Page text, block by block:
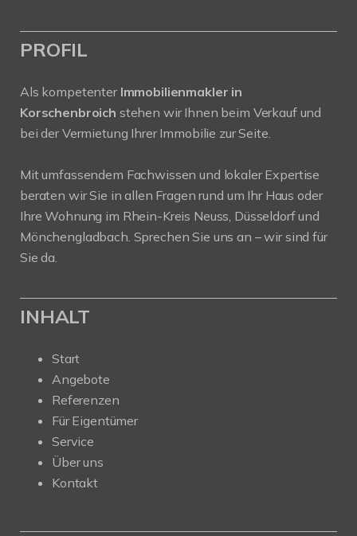
PROFIL
Als kompetenter Immobilienmakler in
Korschenbroich stehen wir Ihnen beim Verkauf und
bei der Vermietung Ihrer Immobilie zur Seite.
Mit umfassendem Fachwissen und lokaler Expertise
beraten wir Sie in allen Fragen rund um Ihr Haus oder
Ihre Wohnung im Rhein-Kreis Neuss, Düsseldorf und
Mönchengladbach. Sprechen Sie uns an – wir sind für
Sie da.
INHALT
Start
Angebote
Referenzen
Für Eigentümer
Service
Über uns
Kontakt